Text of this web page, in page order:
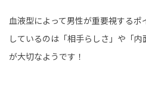
血液型によって男性が重要視する
しているのは「相手らしさ」や「内
が大切なようです！